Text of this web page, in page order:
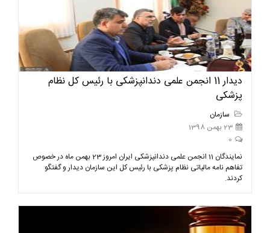
دیدار 11 انجمن علمی دندانپزشکی با رئیس کل نظام
پزشکی
سازمان
23 بهمن 1398
0
نمایندگان 11 انجمن علمی دندانپزشکی ایران امروز 23 بهمن ماه در خصوص
تفاهم نامه مالیاتی نظام پزشکی با رئیس کل این سازمان دیدار و گفتگو
کردند.